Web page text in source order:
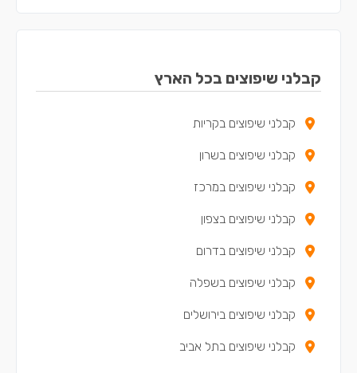
קבלני שיפוצים בכפר יונה
קבלני שיפוצים בקדימה-צורן
קבלני שיפוצים באור עקיבא
קבלני שיפוצים בבנימינה-גבעת עדה
קבלני שיפוצים בתל מונד
קבלני שיפוצים בכוכב יאיר - צור יגאל
קבלני שיפוצים באלפי מנשה
קבלני שיפוצים בטירה
קבלני שיפוצים במעלה עירון
קבלני שיפוצים בכל הארץ
קבלני שיפוצים בקריות
קבלני שיפוצים בשרון
קבלני שיפוצים במרכז
קבלני שיפוצים בצפון
קבלני שיפוצים בדרום
קבלני שיפוצים בשפלה
קבלני שיפוצים בירושלים
קבלני שיפוצים בתל אביב